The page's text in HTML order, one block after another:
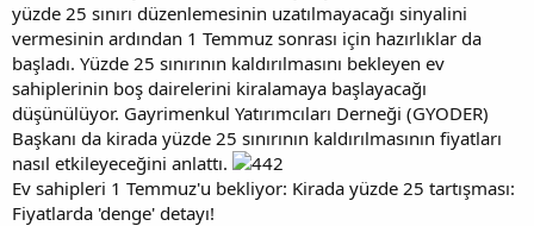
ş
l
a
t
a
n
a
i
h
i
yüzde 25 sınırı düzenlemesinin uzatılmayacağı sinyalini
vermesinin ardından 1 Temmuz sonrası için hazırlıklar da
başladı. Yüzde 25 sınırının kaldırılmasını bekleyen ev
sahiplerinin boş dairelerini kiralamaya başlayacağı
düşünülüyor. Gayrimenkul Yatırımcıları Derneği (GYODER)
Başkanı da kirada yüzde 25 sınırının kaldırılmasının fiyatları
nasıl etkileyeceğini anlattı.
Ev sahipleri 1 Temmuz'u bekliyor: Kirada yüzde 25 tartışması:
Fiyatlarda 'denge' detayı!